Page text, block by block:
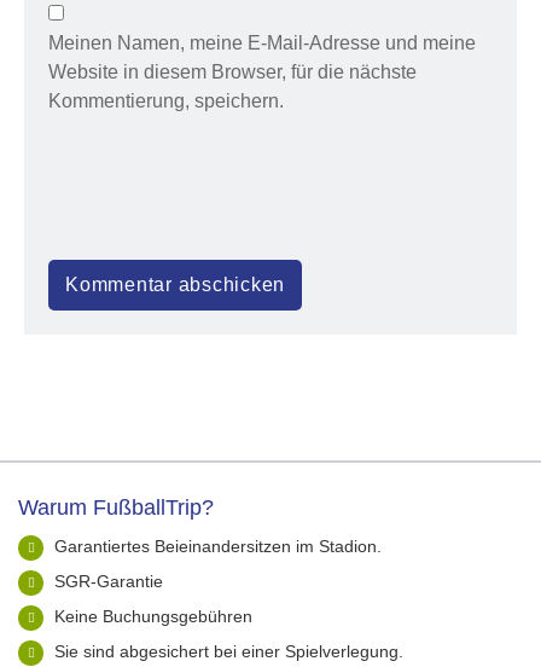
Meinen Namen, meine E-Mail-Adresse und meine
Website in diesem Browser, für die nächste
Kommentierung, speichern.
Warum FußballTrip?
Garantiertes Beieinandersitzen im Stadion.
SGR-Garantie
Keine Buchungsgebühren
Sie sind abgesichert bei einer Spielverlegung.